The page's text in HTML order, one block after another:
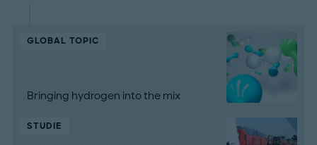
GLOBAL TOPIC
Bringing hydrogen into the mix
STUDIE